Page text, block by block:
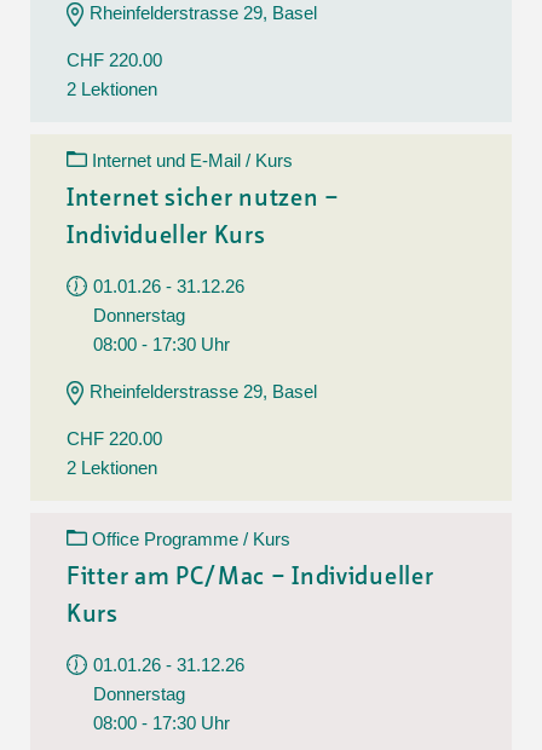
Rheinfelderstrasse 29, Basel
CHF 220.00
2 Lektionen
Internet und E-Mail / Kurs
Internet sicher nutzen –
Individueller Kurs
01.01.26 - 31.12.26
Donnerstag
08:00 - 17:30 Uhr
Rheinfelderstrasse 29, Basel
CHF 220.00
2 Lektionen
Office Programme / Kurs
Fitter am PC/Mac – Individueller
Kurs
01.01.26 - 31.12.26
Donnerstag
08:00 - 17:30 Uhr